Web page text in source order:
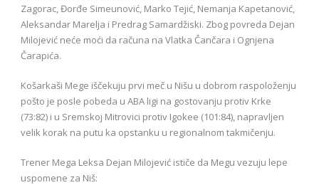
Zagorac, Đorđe Simeunović, Marko Tejić, Nemanja Kapetanović,
Aleksandar Marelja i Predrag Samardžiski. Zbog povreda Dejan
Milojević neće moći da računa na Vlatka Čančara i Ognjena
Čarapića.
Košarkaši Mege iščekuju prvi meč u Nišu u dobrom raspoloženju
pošto je posle pobeda u ABA ligi na gostovanju protiv Krke
(73:82) i u Sremskoj Mitrovici protiv Igokee (101:84), napravljen
velik korak na putu ka opstanku u regionalnom takmičenju.
Trener Mega Leksa Dejan Milojević ističe da Megu vezuju lepe
uspomene za Niš: